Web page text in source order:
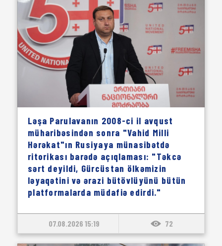
Ləşa Parulavanın 2008-ci il avqust
müharibəsindən sonra "Vahid Milli
Hərəkat"ın Rusiyaya münasibətdə
ritorikası barədə açıqlaması: "Təkcə
sərt deyildi, Gürcüstan ölkəmizin
ləyaqətini və ərazi bütövlüyünü bütün
platformalarda müdafiə edirdi."
07.08.2026 15:19 72